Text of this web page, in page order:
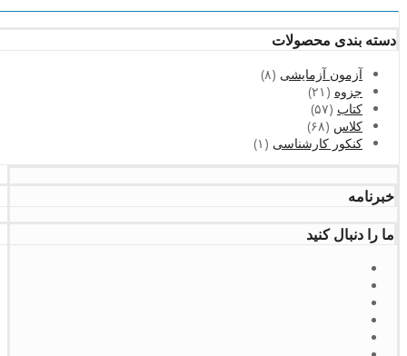
دسته بندی محصولات
آزمون آزمایشی (۸)
جزوه (۲۱)
کتاب (۵۷)
کلاس (۶۸)
کنکور کارشناسی (۱)
خبرنامه
ما را دنبال کنید